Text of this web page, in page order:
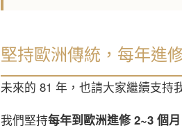
堅持歐洲傳統，每年進
未來的 81 年，也請大家繼續支持
我們堅持每年到歐洲進修 2~3 個月